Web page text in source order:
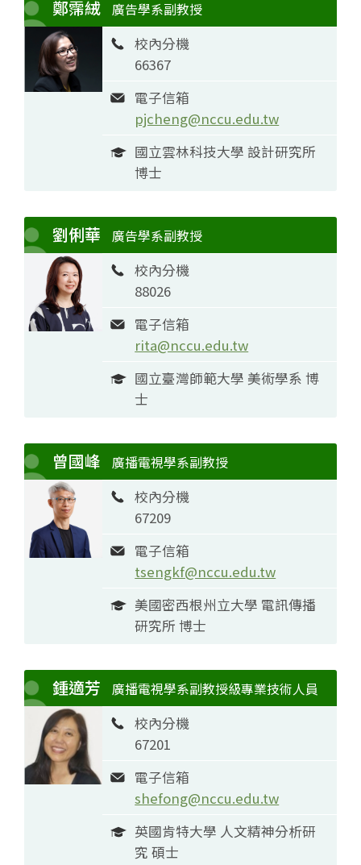
鄭霈絨 廣告學系副教授
校內分機
66367
電子信箱
pjcheng@nccu.edu.tw
國立雲林科技大學 設計研究所
博士
劉俐華 廣告學系副教授
校內分機
88026
電子信箱
rita@nccu.edu.tw
國立臺灣師範大學 美術學系 博
士
曾國峰 廣播電視學系副教授
校內分機
67209
電子信箱
tsengkf@nccu.edu.tw
美國密西根州立大學 電訊傳播
研究所 博士
鍾適芳 廣播電視學系副教授級專業技術人員
校內分機
67201
電子信箱
shefong@nccu.edu.tw
英國肯特大學 人文精神分析研
究 碩士